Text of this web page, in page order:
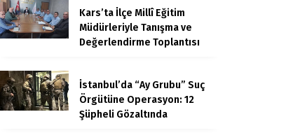
Kars’ta İlçe Millî Eğitim
Müdürleriyle Tanışma ve
Değerlendirme Toplantısı
İstanbul’da “Ay Grubu” Suç
Örgütüne Operasyon: 12
Şüpheli Gözaltında